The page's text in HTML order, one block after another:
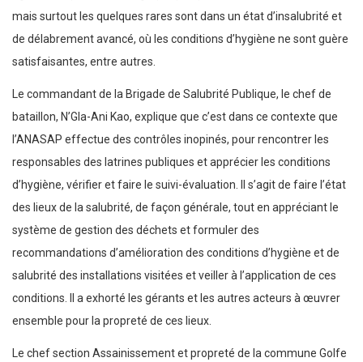
mais surtout les quelques rares sont dans un état d’insalubrité et
de délabrement avancé, où les conditions d’hygiène ne sont guère
satisfaisantes, entre autres.
Le commandant de la Brigade de Salubrité Publique, le chef de
bataillon, N’Gla-Ani Kao, explique que c’est dans ce contexte que
l’ANASAP effectue des contrôles inopinés, pour rencontrer les
responsables des latrines publiques et apprécier les conditions
d’hygiène, vérifier et faire le suivi-évaluation. Il s’agit de faire l’état
des lieux de la salubrité, de façon générale, tout en appréciant le
système de gestion des déchets et formuler des
recommandations d’amélioration des conditions d’hygiène et de
salubrité des installations visitées et veiller à l’application de ces
conditions. Il a exhorté les gérants et les autres acteurs à œuvrer
ensemble pour la propreté de ces lieux.
Le chef section Assainissement et propreté de la commune Golfe